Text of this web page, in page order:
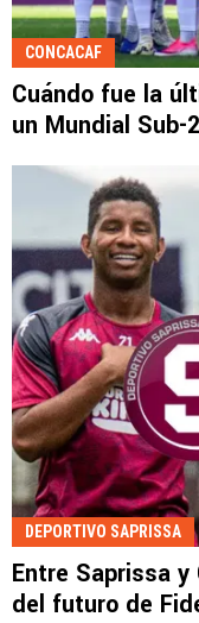
CONCACAF
Cuándo fue la
un Mundial Sub-
DEPORTIVO SAPRISSA
Entre Saprissa
del futuro de